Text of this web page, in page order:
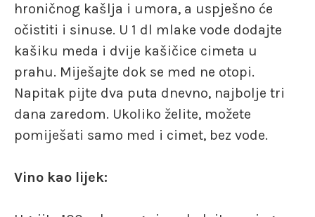
hroničnog kašlja i umora, a uspješno će
očistiti i sinuse. U 1 dl mlake vode dodajte
kašiku meda i dvije kašičice cimeta u
prahu. Miješajte dok se med ne otopi.
Napitak pijte dva puta dnevno, najbolje tri
dana zaredom. Ukoliko želite, možete
pomiješati samo med i cimet, bez vode.
Vino kao lijek: